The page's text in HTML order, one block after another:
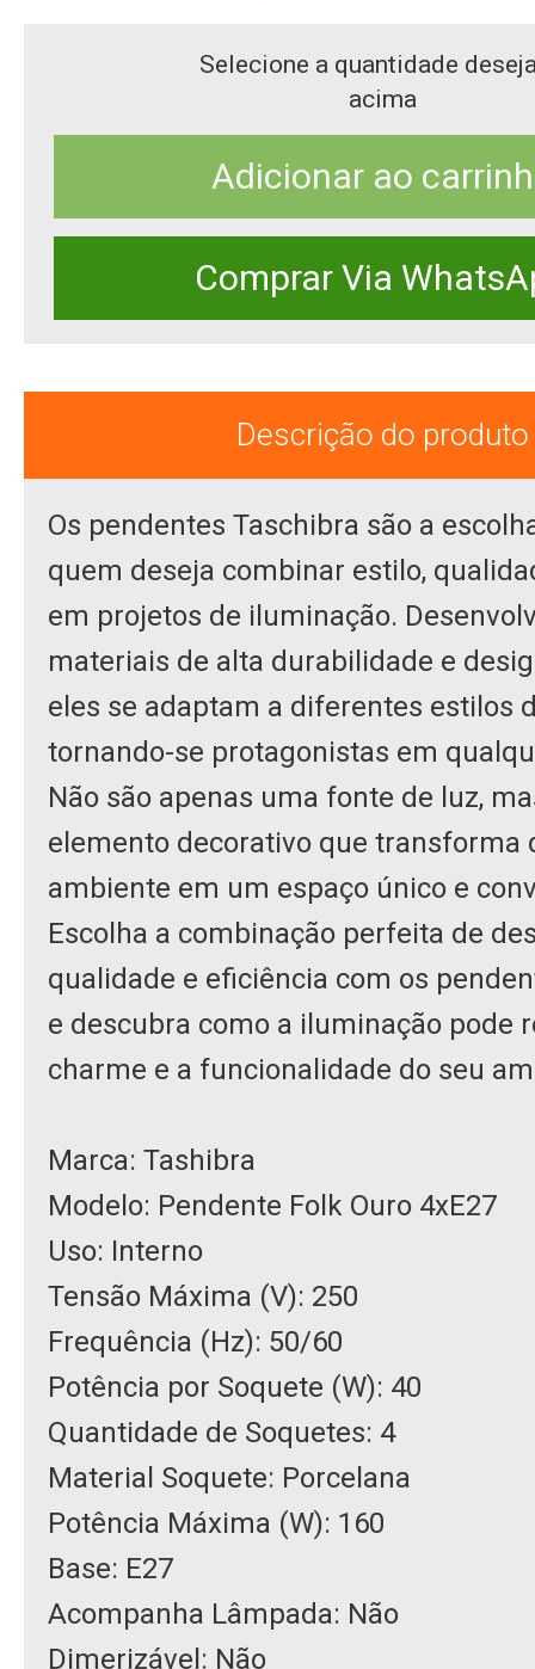
Selecione a quantidade
acima
Adicionar ao
Comprar Via
Descrição do produto
Os pendentes Taschibra são a
quem deseja combinar estilo,
em projetos de iluminação.
materiais de alta durabilidade e
eles se adaptam a diferentes estilos
tornando-se protagonistas em
Não são apenas uma fonte de luz,
elemento decorativo que transforma
ambiente em um espaço único e
Escolha a combinação perfeita de
qualidade e eficiência com os
e descubra como a iluminação pode
charme e a funcionalidade do seu
Marca: Tashibra
Modelo: Pendente Folk Ouro 4xE27
Uso: Interno
Tensão Máxima (V): 250
Frequência (Hz): 50/60
Potência por Soquete (W): 40
Quantidade de Soquetes: 4
Material Soquete: Porcelana
Potência Máxima (W): 160
Base: E27
Acompanha Lâmpada: Não
Dimerizável: Não